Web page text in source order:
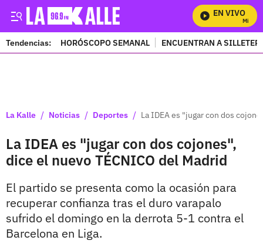
EN VIVO
Mira
Tendencias: HORÓSCOPO SEMANAL ENCUENTRAN A
La Kalle / Noticias / Deportes / La IDEA es "jugar con dos
La IDEA es "jugar con dos cojones",
dice el nuevo TÉCNICO del Madrid
El partido se presenta como la ocasión para
recuperar confianza tras el duro varapalo
sufrido el domingo en la derrota 5-1 contra el
Barcelona en Liga.